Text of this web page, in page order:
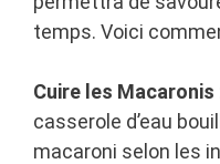
temps. Voici
Cuire les Macaronis
casserole d’eau
macaroni selon les